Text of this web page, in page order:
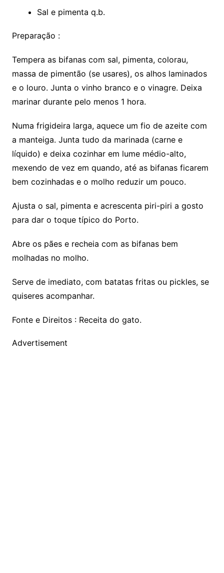
Sal e pimenta q.b.
Preparação :
Tempera as bifanas com sal, pimenta, colorau,
massa de pimentão (se usares), os alhos laminados
e o louro. Junta o vinho branco e o vinagre. Deixa
marinar durante pelo menos 1 hora.
Numa frigideira larga, aquece um fio de azeite com
a manteiga. Junta tudo da marinada (carne e
líquido) e deixa cozinhar em lume médio-alto,
mexendo de vez em quando, até as bifanas ficarem
bem cozinhadas e o molho reduzir um pouco.
Ajusta o sal, pimenta e acrescenta piri-piri a gosto
para dar o toque típico do Porto.
Abre os pães e recheia com as bifanas bem
molhadas no molho.
Serve de imediato, com batatas fritas ou pickles, se
quiseres acompanhar.
Fonte e Direitos : Receita do gato.
Advertisement